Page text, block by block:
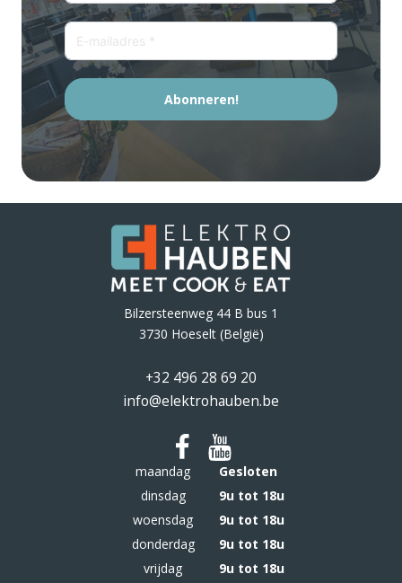
Abonneren!
Bilzersteenweg 44 B bus 1
3730 Hoeselt (België)
+32 496 28 69 20
info@elektrohauben.be
maandag
Gesloten
dinsdag
9u tot 18u
woensdag
9u tot 18u
donderdag
9u tot 18u
vrijdag
9u tot 18u